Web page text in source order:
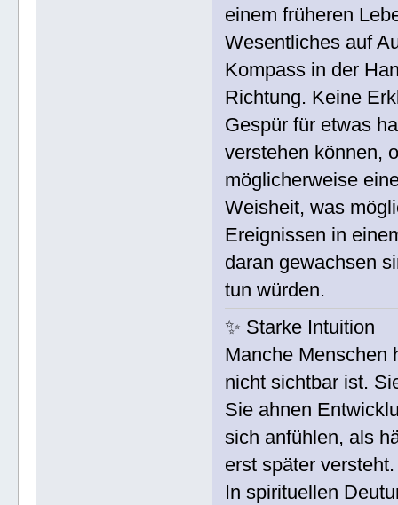
einem früheren
Wesentliches auf
Kompass in der
Richtung. Keine
Gespür für etwas
verstehen können,
möglicherweise
Weisheit, was
Ereignissen in
daran gewachsen
tun würden.
✨ Starke Intuition
Manche Menschen
nicht sichtbar ist.
Sie ahnen
sich anfühlen, als
erst später
In spirituellen